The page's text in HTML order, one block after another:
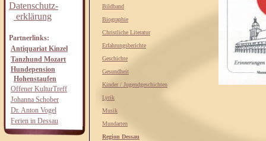
Datenschutz-
erklärung
Partnerlinks:
Antiquariat Kinzel
Tanzhund Mozart
Hundepension
Hohenstaufen
Offener KulturTreff
Johanna Schober
Dr. Anton Vogel
Ferien in Dessau
Bildband
Biographie
Christliche Literatur
Erfahrungsberichte
Geschichte
Gesundheit
Kinder / Jugendgeschichten
Lyrik
Musik
Mundarten
Region Dessau